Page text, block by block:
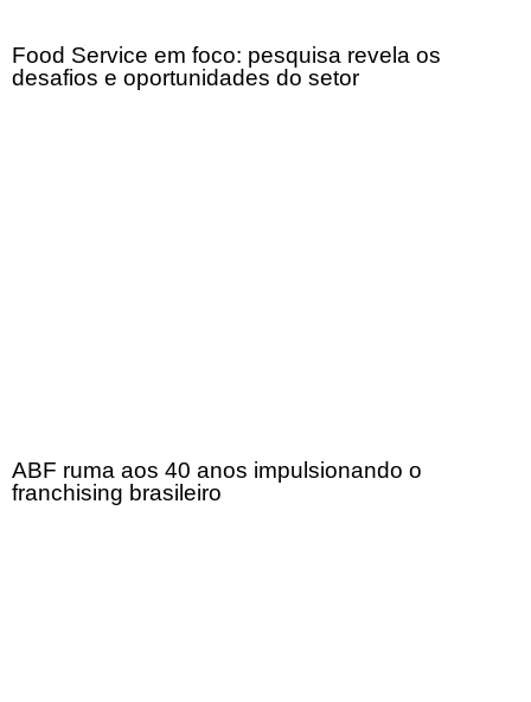
Food Service em foco: pesquisa revela os
desafios e oportunidades do setor
ABF ruma aos 40 anos impulsionando o
franchising brasileiro